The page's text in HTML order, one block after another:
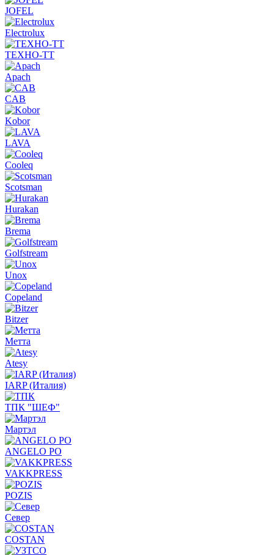
JOFEL
Electrolux
ТЕХНО-ТТ
Apach
CAB
Kobor
LAVA
Cooleq
Scotsman
Hurakan
Brema
Golfstream
Unox
Copeland
Bitzer
Метта
Atesy
IARP (Италия)
ТПК "ШЕФ"
Мартэл
ANGELO PO
VAKKPRESS
POZIS
Север
COSTAN